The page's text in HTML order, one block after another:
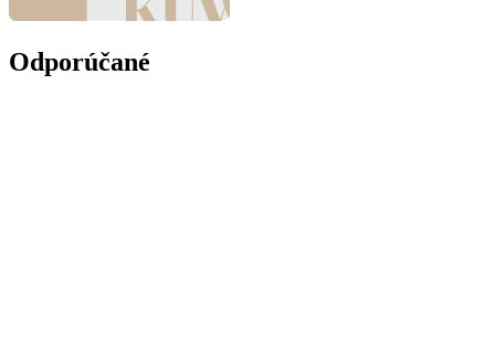
Odporúčané